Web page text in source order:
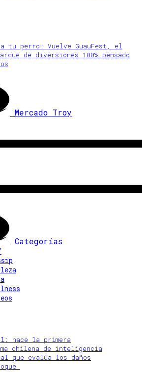
tu perro: Vuelve GuauFest, el
de diversiones 100% pensado
Mercado Troy
Categorías
nace la primera
chilena de inteligencia
que evalúa los daños